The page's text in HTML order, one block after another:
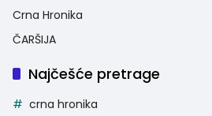
Crna Hronika
ČARŠIJA
Najčešće pretrage
crna hronika